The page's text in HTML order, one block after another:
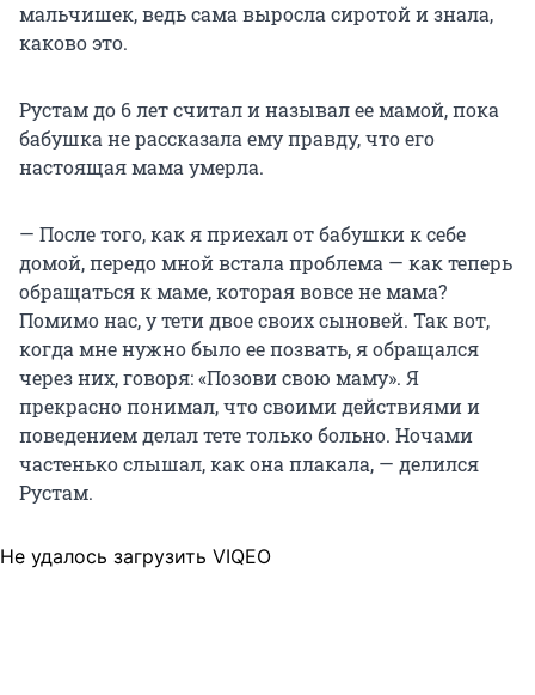
мальчишек, ведь сама выросла сиротой и знала,
каково это.
Рустам до 6 лет считал и называл ее мамой, пока
бабушка не рассказала ему правду, что его
настоящая мама умерла.
— После того, как я приехал от бабушки к себе
домой, передо мной встала проблема — как теперь
обращаться к маме, которая вовсе не мама?
Помимо нас, у тети двое своих сыновей. Так вот,
когда мне нужно было ее позвать, я обращался
через них, говоря: «Позови свою маму». Я
прекрасно понимал, что своими действиями и
поведением делал тете только больно. Ночами
частенько слышал, как она плакала, — делился
Рустам.
Не удалось загрузить VIQEO